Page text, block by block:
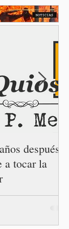
la
sin
Redes,
62 y
Serdán
estado, la
después,
a tocar la